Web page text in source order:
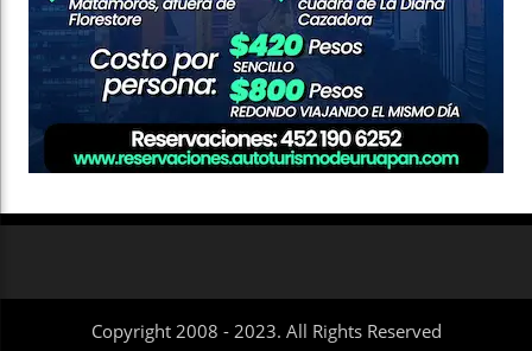
Copyright 2008 - 2023. All Rights Reserved